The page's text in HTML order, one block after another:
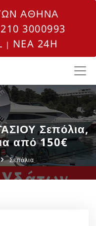
ΑΘΗΝΑ
210 3000993
| NEA 24H
Σεπόλια,
από 150€
Σεπόλια